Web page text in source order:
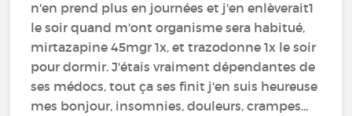
n'en prend plus en journées et j'en enlèverait1
le soir quand m'ont organisme sera habitué,
mirtazapine 45mgr 1x, et trazodonne 1x le soir
pour dormir. J'étais vraiment dépendantes de
ses médocs, tout ça ses finit j'en suis heureuse
mes bonjour, insomnies, douleurs, crampes...